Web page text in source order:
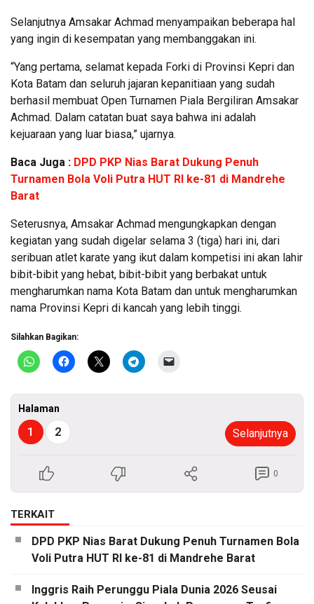
Selanjutnya Amsakar Achmad menyampaikan beberapa hal
yang ingin di kesempatan yang membanggakan ini.
“Yang pertama, selamat kepada Forki di Provinsi Kepri dan
Kota Batam dan seluruh jajaran kepanitiaan yang sudah
berhasil membuat Open Turnamen Piala Bergiliran Amsakar
Achmad. Dalam catatan buat saya bahwa ini adalah
kejuaraan yang luar biasa,” ujarnya.
Baca Juga : DPD PKP Nias Barat Dukung Penuh
Turnamen Bola Voli Putra HUT RI ke-81 di Mandrehe
Barat
Seterusnya, Amsakar Achmad mengungkapkan dengan
kegiatan yang sudah digelar selama 3 (tiga) hari ini, dari
seribuan atlet karate yang ikut dalam kompetisi ini akan lahir
bibit-bibit yang hebat, bibit-bibit yang berbakat untuk
mengharumkan nama Kota Batam dan untuk mengharumkan
nama Provinsi Kepri di kancah yang lebih tinggi.
Silahkan Bagikan:
Halaman
1 2 Selanjutnya
0
TERKAIT
DPD PKP Nias Barat Dukung Penuh Turnamen Bola
Voli Putra HUT RI ke-81 di Mandrehe Barat
Inggris Raih Perunggu Piala Dunia 2026 Seusai